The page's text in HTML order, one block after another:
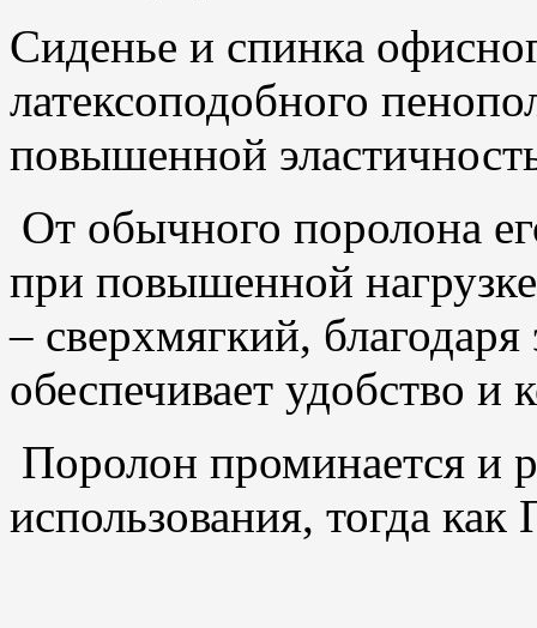
Сиденье и спинка
латексоподобного
повышенной
От обычного поролона
при повышенной
– сверхмягкий,
обеспечивает удобство и
Поролон проминается и
использования, тогда